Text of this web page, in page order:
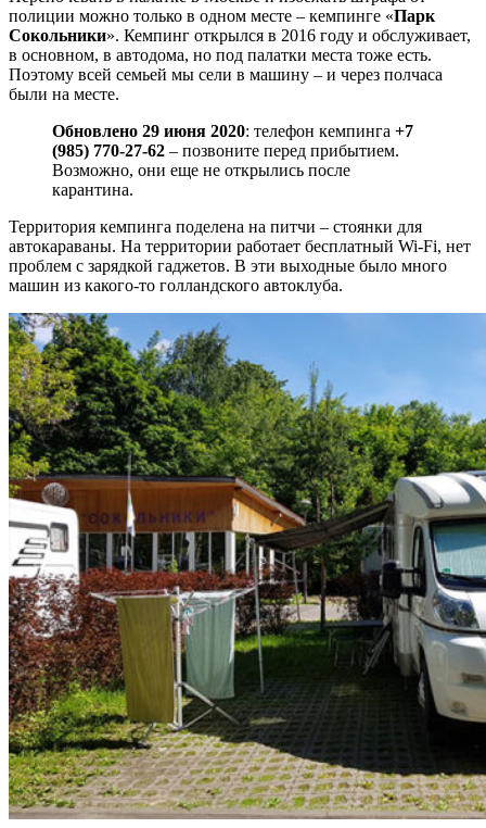
полиции можно только в одном месте – кемпинге «Парк
Сокольники». Кемпинг открылся в 2016 году и обслуживает,
в основном, в автодома, но под палатки места тоже есть.
Поэтому всей семьей мы сели в машину – и через полчаса
были на месте.
Обновлено 29 июня 2020: телефон кемпинга +7
(985) 770-27-62 – позвоните перед прибытием.
Возможно, они еще не открылись после
карантина.
Территория кемпинга поделена на питчи – стоянки для
автокараваны. На территории работает бесплатный Wi-Fi, нет
проблем с зарядкой гаджетов. В эти выходные было много
машин из какого-то голландского автоклуба.